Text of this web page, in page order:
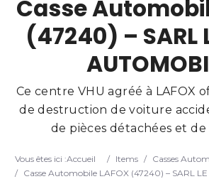
Search
Casse
(47240) – SARL
Ce centre VHU agréé à LAFOX
de destruction de voiture
de pièces détachées et
Vous êtes ici :Accueil / Items / Casses
/ Casse Automobile LAFOX (47240) – SARL